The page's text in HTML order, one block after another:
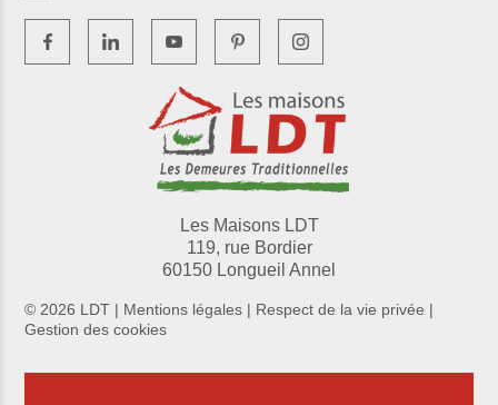
Les Maisons LDT
119, rue Bordier
60150 Longueil Annel
© 2026 LDT | Mentions légales | Respect de la vie privée |
Gestion des cookies